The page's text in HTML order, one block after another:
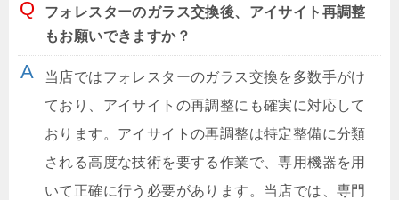
フォレスターのガラス交換後、アイサイト再調整
もお願いできますか？
当店ではフォレスターのガラス交換を多数手がけ
ており、アイサイトの再調整にも確実に対応して
おります。アイサイトの再調整は特定整備に分類
される高度な技術を要する作業で、専用機器を用
いて正確に行う必要があります。当店では、専門